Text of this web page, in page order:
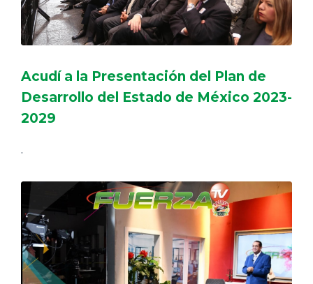
Acudí a la Presentación del Plan de
Desarrollo del Estado de México 2023-
2029
.